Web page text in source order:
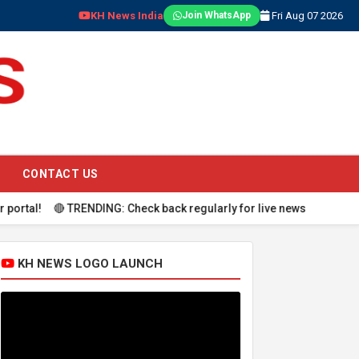
KH News India Join WhatsApp Fri Aug 07 2026
CONTACT US
TRENDING: Check back regularly for live news updates.
KH NEWS LOGO LAUNCH